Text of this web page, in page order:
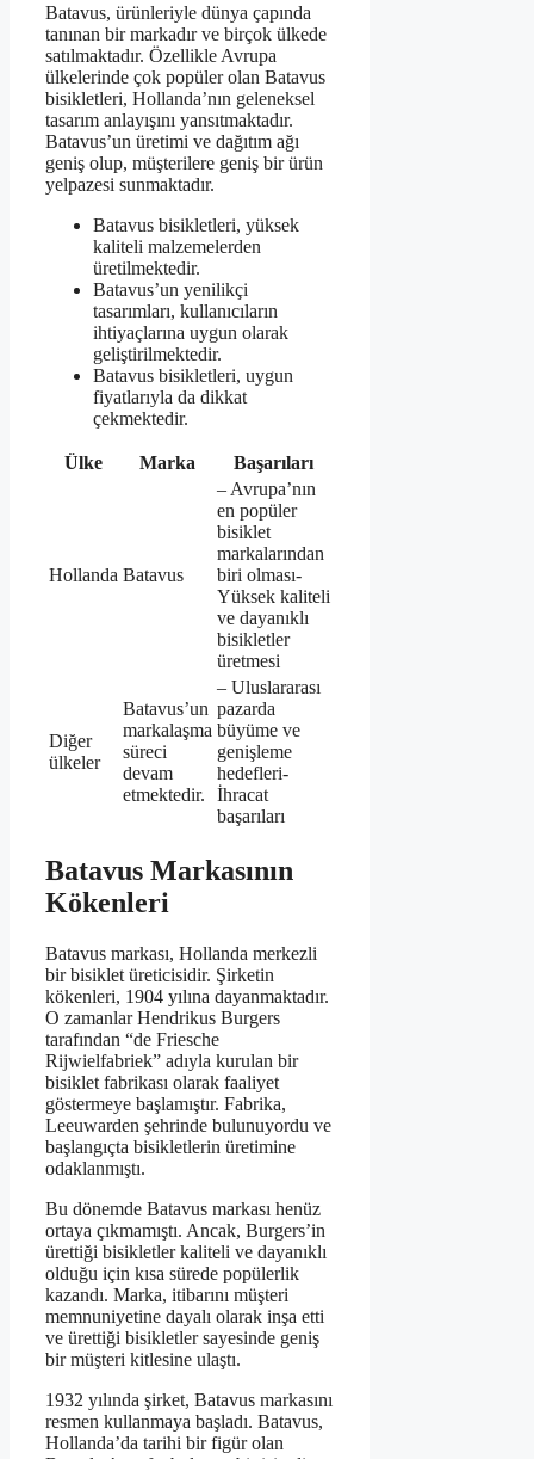
Batavus, ürünleriyle dünya çapında
tanınan bir markadır ve birçok ülkede
satılmaktadır. Özellikle Avrupa
ülkelerinde çok popüler olan Batavus
bisikletleri, Hollanda’nın geleneksel
tasarım anlayışını yansıtmaktadır.
Batavus’un üretimi ve dağıtım ağı
geniş olup, müşterilere geniş bir ürün
yelpazesi sunmaktadır.
Batavus bisikletleri, yüksek
kaliteli malzemelerden
üretilmektedir.
Batavus’un yenilikçi
tasarımları, kullanıcıların
ihtiyaçlarına uygun olarak
geliştirilmektedir.
Batavus bisikletleri, uygun
fiyatlarıyla da dikkat
çekmektedir.
Ülke Marka Başarıları
Hollanda Batavus
– Avrupa’nın
en popüler
bisiklet
markalarından
biri olması-
Yüksek kaliteli
ve dayanıklı
bisikletler
üretmesi
Diğer
ülkeler
Batavus’un
markalaşma
süreci
devam
etmektedir.
– Uluslararası
pazarda
büyüme ve
genişleme
hedefleri-
İhracat
başarıları
Batavus Markasının
Kökenleri
Batavus markası, Hollanda merkezli
bir bisiklet üreticisidir. Şirketin
kökenleri, 1904 yılına dayanmaktadır.
O zamanlar Hendrikus Burgers
tarafından “de Friesche
Rijwielfabriek” adıyla kurulan bir
bisiklet fabrikası olarak faaliyet
göstermeye başlamıştır. Fabrika,
Leeuwarden şehrinde bulunuyordu ve
başlangıçta bisikletlerin üretimine
odaklanmıştı.
Bu dönemde Batavus markası henüz
ortaya çıkmamıştı. Ancak, Burgers’in
ürettiği bisikletler kaliteli ve dayanıklı
olduğu için kısa sürede popülerlik
kazandı. Marka, itibarını müşteri
memnuniyetine dayalı olarak inşa etti
ve ürettiği bisikletler sayesinde geniş
bir müşteri kitlesine ulaştı.
1932 yılında şirket, Batavus markasını
resmen kullanmaya başladı. Batavus,
Hollanda’da tarihi bir figür olan